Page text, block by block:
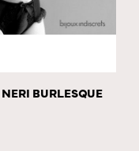
BURLESQUE